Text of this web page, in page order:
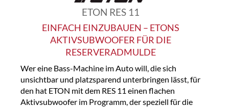
ETON RES 11
EINFACH EINZUBAUEN – ETONS
AKTIVSUBWOOFER FÜR DIE
RESERVERADMULDE
Wer eine Bass-Machine im Auto will, die sich
unsichtbar und platzsparend unterbringen lässt, für
den hat ETON mit dem RES 11 einen flachen
Aktivsubwoofer im Programm, der speziell für die